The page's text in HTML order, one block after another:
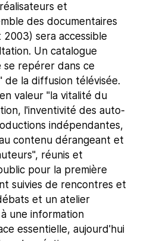
et
des documentaires
sera accessible
Un catalogue
repérer dans ce
de la diffusion télévisée.
valeur "la vitalité du
l'inventivité des auto-
indépendantes,
contenu dérangeant et
réunis et
pour la première
suivies de rencontres et
et un atelier
une information
essentielle, aujourd'hui